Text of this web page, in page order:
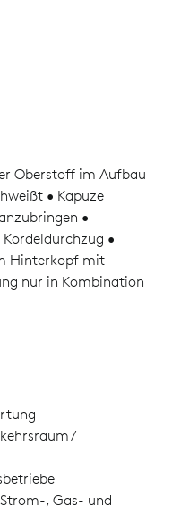
Oberstoff im Aufbau
• Kapuze
•
•
Hinterkopf mit
nur in Kombination
/
, Gas- und